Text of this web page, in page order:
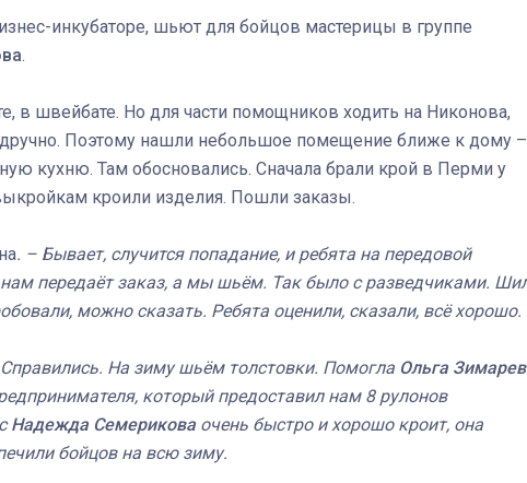
инкубаторе, шьют для бойцов мастерицы в группе
.
в швейбате. Но для части помощников ходить на Никонова,
Поэтому нашли небольшое помещение ближе к дому –
кухню. Там обосновались. Сначала брали крой в Перми у
кроили изделия. Пошли заказы.
. – Бывает, случится попадание, и ребята на передовой
нам передаёт заказ, а мы шьём. Так было с разведчиками.
можно сказать. Ребята оценили, сказали, всё хорошо.
На зиму шьём толстовки. Помогла Ольга
который предоставил нам 8 рулонов
Надежда Семерикова очень быстро и хорошо кроит, она
бойцов на всю зиму.